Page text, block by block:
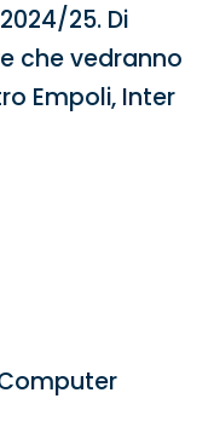
25. Di
che vedranno
Empoli, Inter